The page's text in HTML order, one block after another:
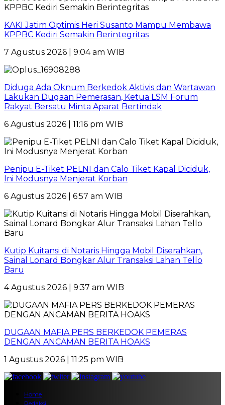
KAKI Jatim Optimis Heri Susanto Mampu Membawa
KPPBC Kediri Semakin Berintegritas
7 Agustus 2026 | 9:04 am WIB
Diduga Ada Oknum Berkedok Aktivis dan Wartawan
Lakukan Dugaan Pemerasan, Ketua LSM Forum
Rakyat Bersatu Minta Aparat Bertindak
6 Agustus 2026 | 11:16 pm WIB
Penipu E-Tiket PELNI dan Calo Tiket Kapal Diciduk,
Ini Modusnya Menjerat Korban
6 Agustus 2026 | 6:57 am WIB
Kutip Kuitansi di Notaris Hingga Mobil Diserahkan,
Sainal Lonard Bongkar Alur Transaksi Lahan Tello
Baru
4 Agustus 2026 | 9:37 am WIB
DUGAAN MAFIA PERS BERKEDOK PEMERAS
DENGAN ANCAMAN BERITA HOAKS
1 Agustus 2026 | 11:25 pm WIB
Home
Redaksi